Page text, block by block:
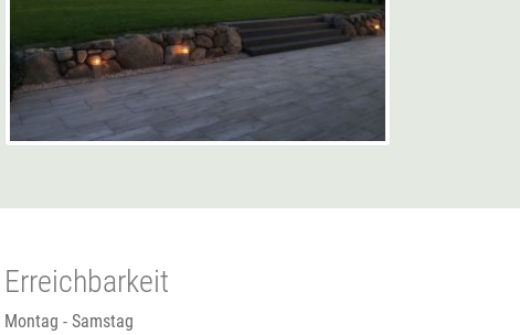
Erreichbarkeit
Montag - Samstag